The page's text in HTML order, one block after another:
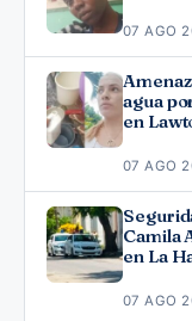
07 AGO
agua
en
07 AGO
Camila
en La
07 AGO